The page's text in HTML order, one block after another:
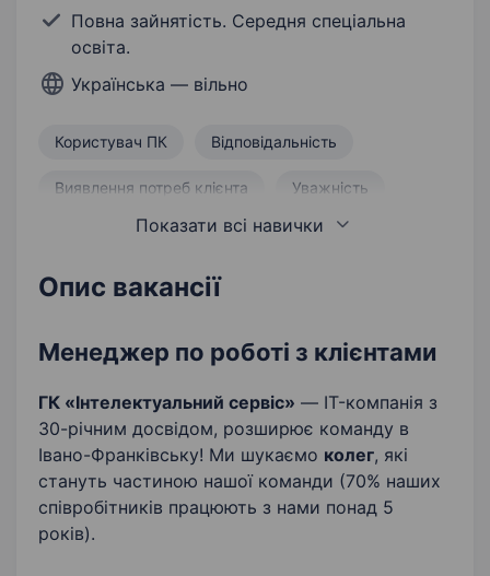
Повна зайнятість. Середня спеціальна
освіта.
Українська — вільно
Користувач ПК Відповідальність
Виявлення потреб клієнта Уважність
Оформлення документації
Розвиток продажу
Показати всі навички
Опис вакансії
Менеджер по роботі з клієнтами
ГК «Інтелектуальний сервіс» — IT-компанія з
30-річним досвідом, розширює команду в
Івано-Франківську! Ми шукаємо колег, які
стануть частиною нашої команди (70% наших
співробітників працюють з нами понад 5
років).